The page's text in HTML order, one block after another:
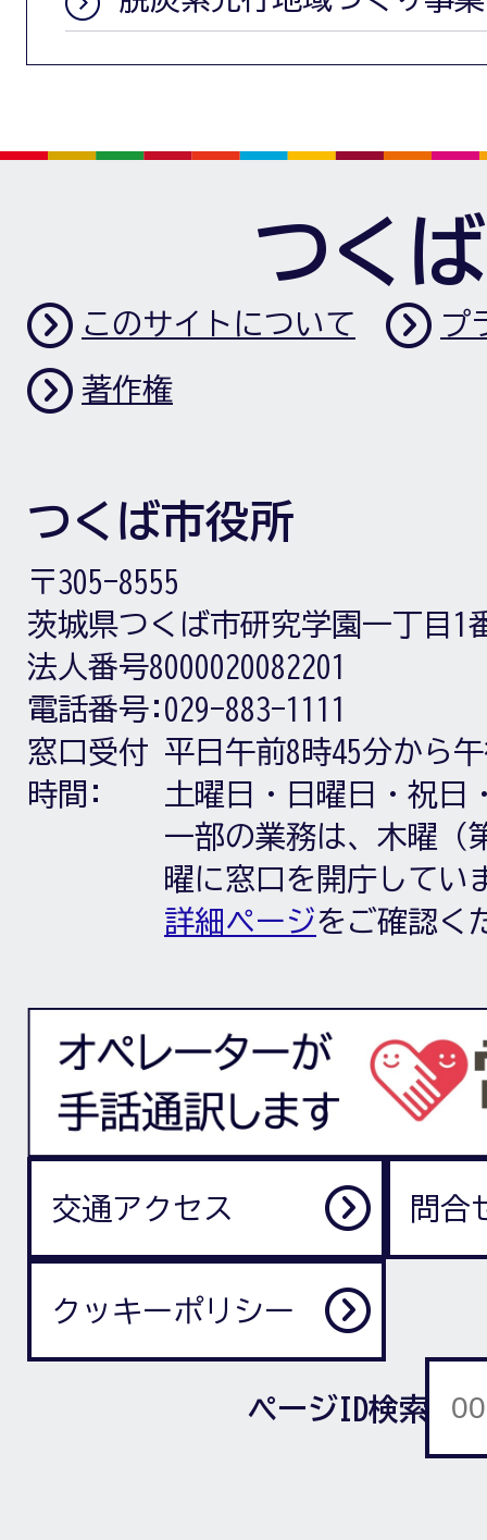
つく
このサイトについて プ
著作権
つくば市役所
〒305-8555
茨城県つくば市研究学園一丁目1
法人番号8000020082201
電話番号: 029-883-1111
窓口受付
時間:
平日午前8時45分から
土曜日・日曜日・祝日
一部の業務は、木曜（
曜に窓口を開庁してい
詳細ページをご確認く
交通アクセス 問合
クッキーポリシー
ページID検索